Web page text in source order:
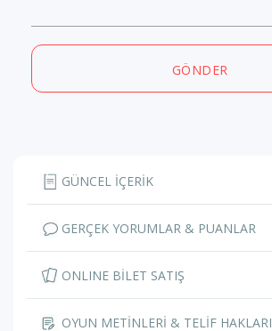
GÖNDER
GÜNCEL İÇERİK
GERÇEK YORUMLAR & PUANLAR
ONLINE BİLET SATIŞ
OYUN METİNLERİ & TELİF HAKLARI